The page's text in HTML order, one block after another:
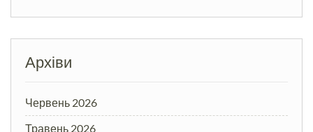
Архіви
Червень 2026
Травень 2026